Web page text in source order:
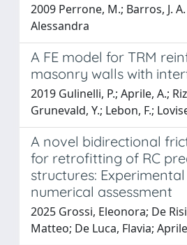
2009 Perrone, M.; Barros, J.
Alessandra
A FE model for TRM
masonry walls with
2019 Gulinelli, P.; Aprile, A.;
Grunevald, Y.; Lebon, F.;
A novel bidirectional
for retrofitting of RC
structures:
numerical assessment
2025 Grossi, Eleonora; De
Matteo; De Luca, Flavia;